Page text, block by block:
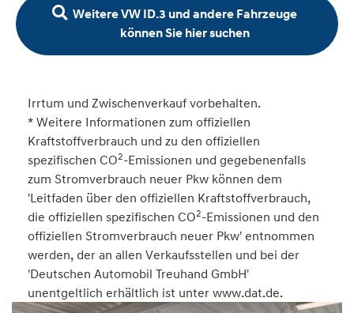
Weitere VW ID.3 und andere Fahrzeuge
können Sie hier suchen
Irrtum und Zwischenverkauf vorbehalten.
* Weitere Informationen zum offiziellen
Kraftstoffverbrauch und zu den offiziellen
spezifischen CO2-Emissionen und gegebenenfalls
zum Stromverbrauch neuer Pkw können dem
'Leitfaden über den offiziellen Kraftstoffverbrauch,
die offiziellen spezifischen CO2-Emissionen und den
offiziellen Stromverbrauch neuer Pkw' entnommen
werden, der an allen Verkaufsstellen und bei der
'Deutschen Automobil Treuhand GmbH'
unentgeltlich erhältlich ist unter www.dat.de.